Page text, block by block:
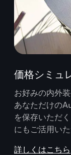
価格シミュ
お好みの内外
あなただけの
を保存いただ
にもご活用いた
詳しくはこちら